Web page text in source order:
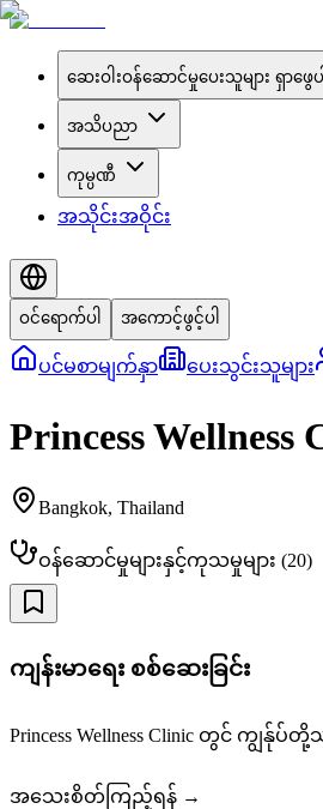
ဆေးဝါးဝန်ဆောင်မှုပေးသူများ ရှာဖွေပါ
အသိပညာ
ကုမ္ပဏီ
အသိုင်းအဝိုင်း
ဝင်ရောက်ပါ အကောင့်ဖွင့်ပါ
ပင်မစာမျက်နှာ ပေးသွင်းသူများ
Princess Wellness
Bangkok, Thailand
ဝန်ဆောင်မှုများနှင့်ကုသမှုများ (20)
ကျန်းမာရေး စစ်ဆေးခြင်း
Princess Wellness Clinic တွ
အသေးစိတ်ကြည့်ရန် →